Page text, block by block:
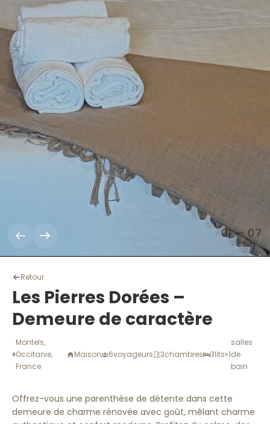
01—07
Retour
Les Pierres Dorées –
Demeure de caractère
Montels,
Occitanie,
France
Maison 6voyageurs 3chambres 3lits 1
salles
de
bain
Offrez-vous une parenthèse de détente dans cette
demeure de charme rénovée avec goût, mêlant charme